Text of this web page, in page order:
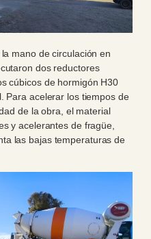
mano de circulación en
dos reductores
cúbicos de hormigón H30
Para acelerar los tiempos de
de la obra, el material
y acelerantes de fragüe,
las bajas temperaturas de